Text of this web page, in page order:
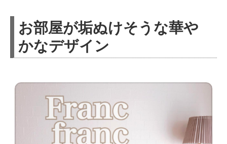
お部屋が垢ぬけそうな華や
かなデザイン